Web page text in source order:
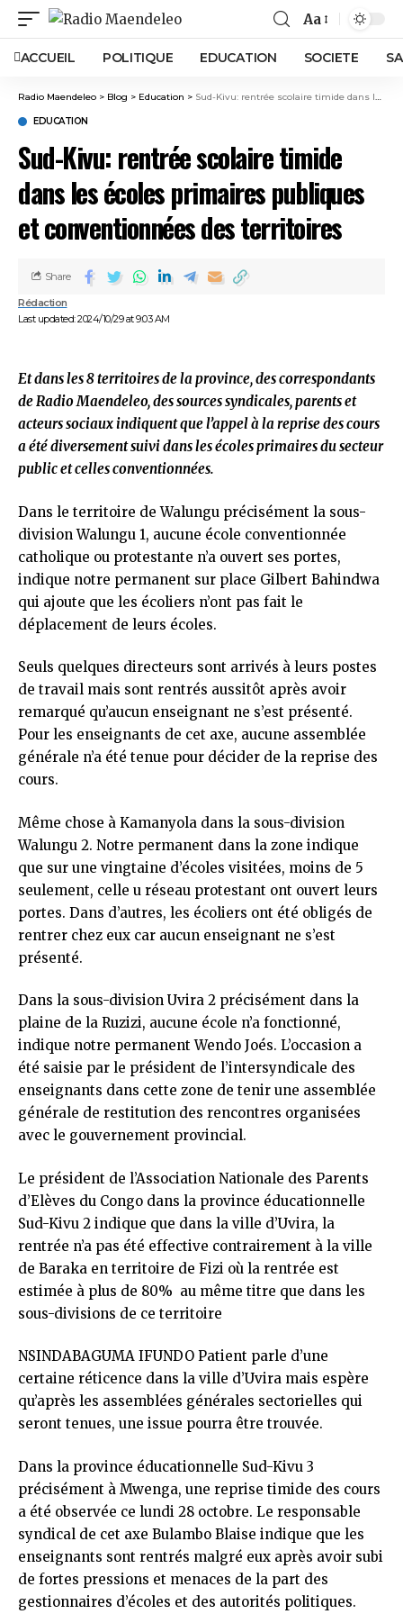
Aa
ACCUEIL POLITIQUE EDUCATION SOCIETE
Radio Maendeleo > Blog > Education > Sud-Kivu: rentrée scolaire timide dans les écoles primaires publiques et conventionnées des territoires
EDUCATION
Sud-Kivu: rentrée scolaire timide
dans les écoles primaires publiques
et conventionnées des territoires
Last updated: 2024/10/29 at 9:03 AM
Rédaction
Share
Et dans les 8 territoires de la province, des correspondants
de Radio Maendeleo, des sources syndicales, parents et
acteurs sociaux indiquent que l’appel à la reprise des cours
a été diversement suivi dans les écoles primaires du secteur
public et celles conventionnées.
Dans le territoire de Walungu précisément la sous-
division Walungu 1, aucune école conventionnée
catholique ou protestante n’a ouvert ses portes,
indique notre permanent sur place Gilbert Bahindwa
qui ajoute que les écoliers n’ont pas fait le
déplacement de leurs écoles.
Seuls quelques directeurs sont arrivés à leurs postes
de travail mais sont rentrés aussitôt après avoir
remarqué qu’aucun enseignant ne s’est présenté.
Pour les enseignants de cet axe, aucune assemblée
générale n’a été tenue pour décider de la reprise des
cours.
Même chose à Kamanyola dans la sous-division
Walungu 2. Notre permanent dans la zone indique
que sur une vingtaine d’écoles visitées, moins de 5
seulement, celle u réseau protestant ont ouvert leurs
portes. Dans d’autres, les écoliers ont été obligés de
rentrer chez eux car aucun enseignant ne s’est
présenté.
Dans la sous-division Uvira 2 précisément dans la
plaine de la Ruzizi, aucune école n’a fonctionné,
indique notre permanent Wendo Joés. L’occasion a
été saisie par le président de l’intersyndicale des
enseignants dans cette zone de tenir une assemblée
générale de restitution des rencontres organisées
avec le gouvernement provincial.
Le président de l’Association Nationale des Parents
d’Elèves du Congo dans la province éducationnelle
Sud-Kivu 2 indique que dans la ville d’Uvira, la
rentrée n’a pas été effective contrairement à la ville
de Baraka en territoire de Fizi où la rentrée est
estimée à plus de 80% au même titre que dans les
sous-divisions de ce territoire
NSINDABAGUMA IFUNDO Patient parle d’une
certaine réticence dans la ville d’Uvira mais espère
qu’après les assemblées générales sectorielles qui
seront tenues, une issue pourra être trouvée.
Dans la province éducationnelle Sud-Kivu 3
précisément à Mwenga, une reprise timide des cours
a été observée ce lundi 28 octobre. Le responsable
syndical de cet axe Bulambo Blaise indique que les
enseignants sont rentrés malgré eux après avoir subi
de fortes pressions et menaces de la part des
gestionnaires d’écoles et des autorités politiques.